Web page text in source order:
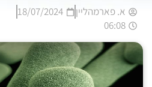
א. פארמהליין
18/07/2024
06:08